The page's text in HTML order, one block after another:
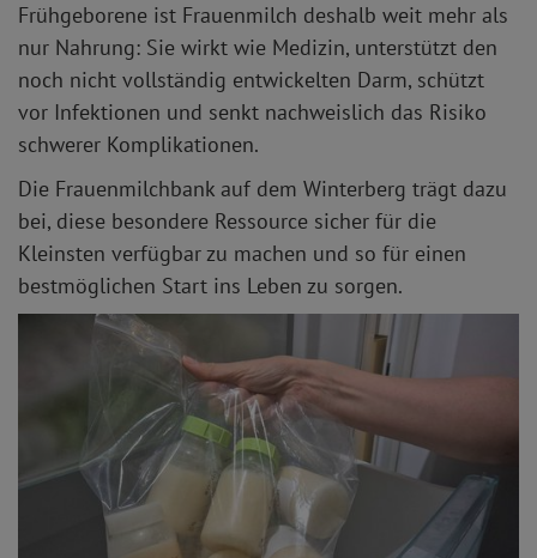
Frühgeborene ist Frauenmilch deshalb weit mehr als
nur Nahrung: Sie wirkt wie Medizin, unterstützt den
noch nicht vollständig entwickelten Darm, schützt
vor Infektionen und senkt nachweislich das Risiko
schwerer Komplikationen.
Die Frauenmilchbank auf dem Winterberg trägt dazu
bei, diese besondere Ressource sicher für die
Kleinsten verfügbar zu machen und so für einen
bestmöglichen Start ins Leben zu sorgen.